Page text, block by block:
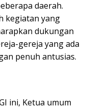
daerah.
kegiatan yang
dukungan
gereja yang ada
penuh antusias.
ini, Ketua umum